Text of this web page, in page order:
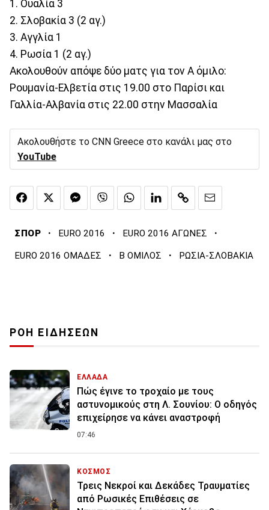
1. Ουαλία 3
2. Σλοβακία 3 (2 αγ.)
3. Αγγλία 1
4. Ρωσία 1 (2 αγ.)
Ακολουθούν απόψε δύο ματς για τον Α όμιλο:
Ρουμανία-Ελβετία στις 19.00 στο Παρίσι και
Γαλλία-Αλβανία στις 22.00 στην Μασσαλία
Ακολουθήστε το CNN Greece στο κανάλι μας στο
YouTube
ΣΠΟΡ · EURO 2016 · EURO 2016 ΑΓΩΝΕΣ ·
EURO 2016 ΟΜΑΔΕΣ · Β ΟΜΙΛΟΣ · ΡΩΣΙΑ-ΣΛΟΒΑΚΙΑ
ΡΟΗ ΕΙΔΗΣΕΩΝ
ΕΛΛΑΔΑ
Πώς έγινε το τροχαίο με τους
αστυνομικούς στη Λ. Σουνίου: Ο οδηγός
επιχείρησε να κάνει αναστροφή
07:46
ΚΟΣΜΟΣ
Τρεις Νεκροί και Δεκάδες Τραυματίες
από Ρωσικές Επιθέσεις σε